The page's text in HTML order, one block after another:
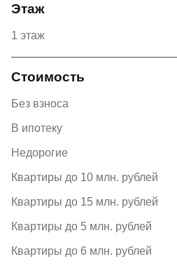
Этаж
1 этаж
Стоимость
Без взноса
В ипотеку
Недорогие
Квартиры до 10 млн. рублей
Квартиры до 15 млн. рублей
Квартиры до 5 млн. рублей
Квартиры до 6 млн. рублей